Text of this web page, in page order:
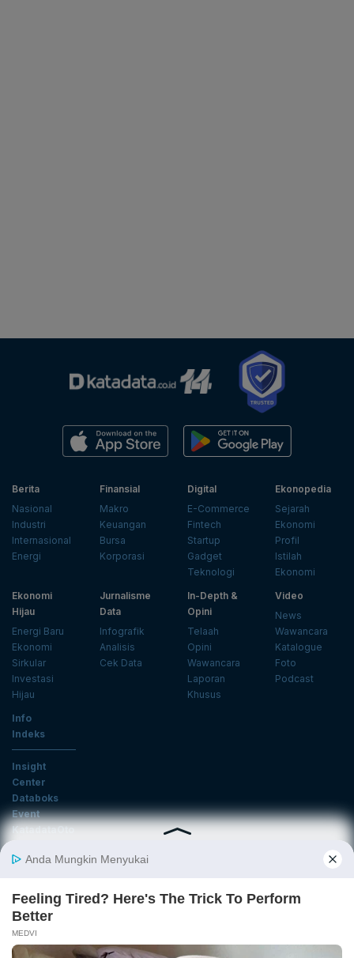
Berita
Nasional
Industri
Internasional
Energi
Finansial
Makro
Keuangan
Bursa
Korporasi
Digital
E-Commerce
Fintech
Startup
Gadget
Teknologi
Ekonopedia
Sejarah
Ekonomi
Profil
Istilah
Ekonomi
Ekonomi
Hijau
Energi Baru
Ekonomi
Sirkular
Investasi
Hijau
Jurnalisme
Data
Infografik
Analisis
Cek Data
In-Depth &
Opini
Telaah
Opini
Wawancara
Laporan
Khusus
Video
News
Wawancara
Katalogue
Foto
Podcast
Info
Indeks
Insight
Center
Databoks
Event
KatadataOto
Email
Daftar